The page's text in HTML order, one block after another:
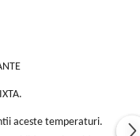
aceste temperaturi.